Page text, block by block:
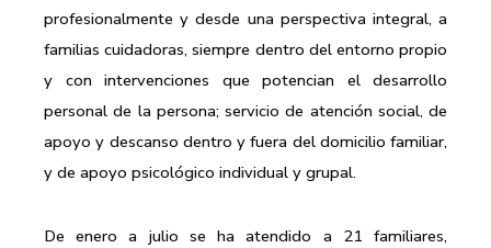
profesionalmente y desde una perspectiva integral, a
familias cuidadoras, siempre dentro del entorno propio
y con intervenciones que potencian el desarrollo
personal de la persona; servicio de atención social, de
apoyo y descanso dentro y fuera del domicilio familiar,
y de apoyo psicológico individual y grupal.
De enero a julio se ha atendido a 21 familiares,